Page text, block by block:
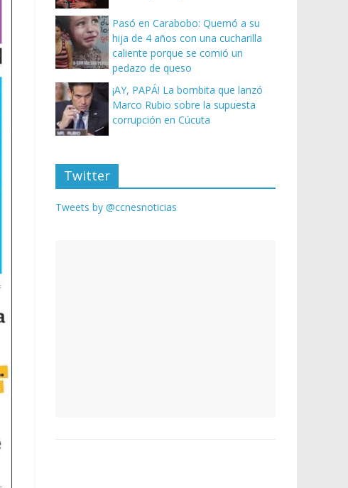
Pasó en Carabobo: Quemó a su
hija de 4 años con una cucharilla
caliente porque se comió un
pedazo de queso
¡AY, PAPÁ! La bombita que lanzó
Marco Rubio sobre la supuesta
corrupción en Cúcuta
Twitter
Tweets by @ccnesnoticias